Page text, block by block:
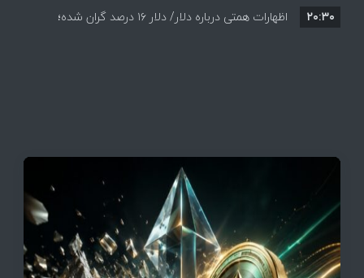
احتمالی هرمز چه واکنشی نشان دادند؟اظهارات همتی درباره دلار/ دلار ۱۶ درصد گران شده؛
۲۰:۳۰